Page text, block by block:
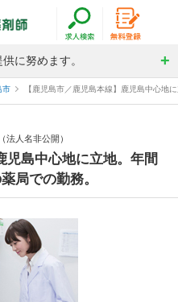
に努めます。
市 【鹿児島市／鹿児島本線】鹿児島中心地
法人名非公開）
児島中心地に立地。年間
局での勤務。